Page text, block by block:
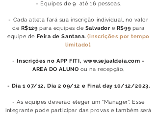
- Equipes de 9 até 16 pessoas.
- Cada atleta fará sua inscrição individual, no valor
de R$129 para equipes de Salvador e R$99 para
equipe de Feira de Santana.(inscrições por tempo
limitado).
-Inscrições no APP FITI, www.sejaaldeia.com -
AREA DO ALUNO ou na recepção,
- Dia 1 07/12, Dia 2 09/12 e Final day 10/12/2023.
- As equipes deverão eleger um "Manager". Esse
integrante pode participar das provas e também será